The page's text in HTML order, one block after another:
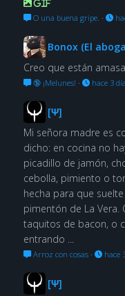
GIF
O una buena gripe. ·
Bonox (El
Creo que están
🔞 ¡Melunes! · hace 3
[Ψ]
Mi señora madre es
dicho: en cocina no
picadillo de jamón,
cebolla, pimiento o
hecha para que
pimentón de La
taquitos de bacon, o
entrando ...
Arroz con cosas· hace
[Ψ]